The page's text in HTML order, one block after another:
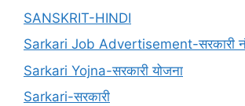
SANSKRIT-HINDI
Sarkari Job Advertisement-सरकारी
Sarkari Yojna-सरकारी योजना
Sarkari-सरकारी